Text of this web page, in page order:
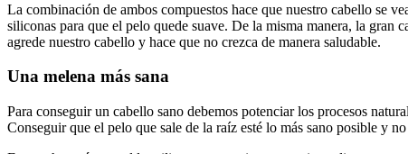
La combinación de ambos compuestos hace que nuestro cabello se
siliconas para que el pelo quede suave. De la misma manera, la gran
agrede nuestro cabello y hace que no crezca de manera saludable.
Una melena más sana
Para conseguir un cabello sano debemos potenciar los procesos
Conseguir que el pelo que sale de la raíz esté lo más sano posible y